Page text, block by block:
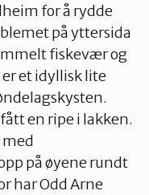
for å rydde
på yttersida
fiskevær og
et idyllisk lite
en ripe i lakken.
på øyene rundt
har Odd Arne